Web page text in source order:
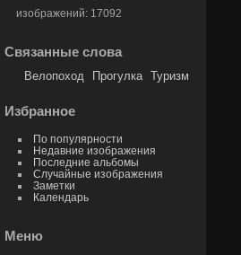
изображений: 17092
Связанные слова
Велопоход Прогулка Туризм
Избранное
По популярности
Недавние изображения
Последние альбомы
Случайные изображения
Заметки
Календарь
Меню